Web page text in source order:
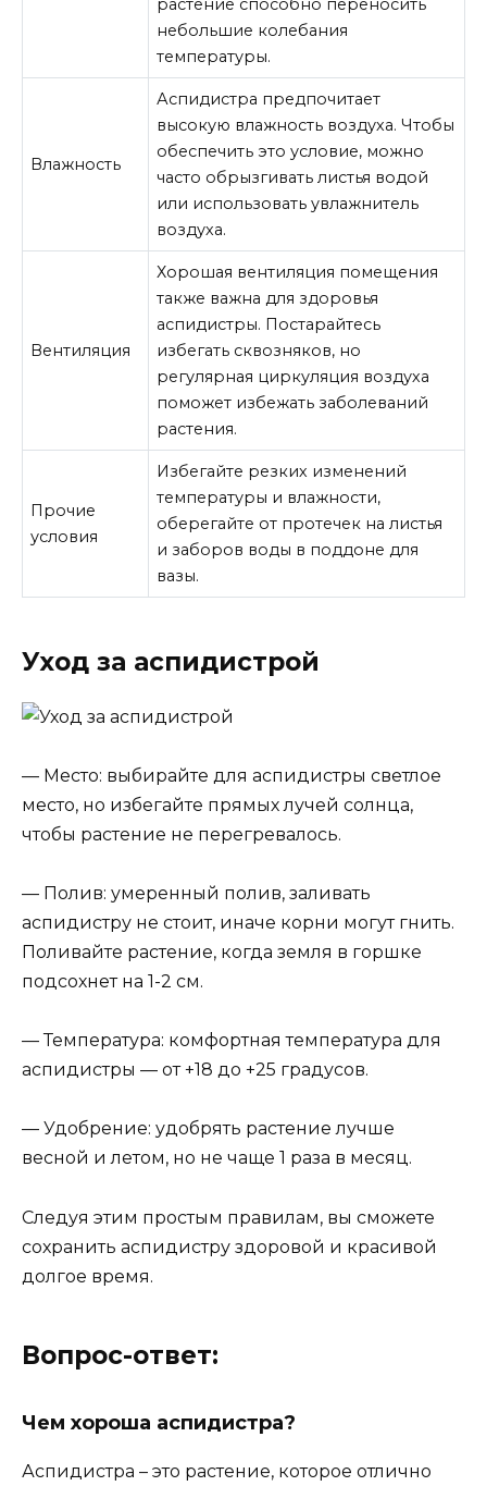
растение способно переносить
небольшие колебания
температуры.
Влажность
Аспидистра предпочитает
высокую влажность воздуха. Чтобы
обеспечить это условие, можно
часто обрызгивать листья водой
или использовать увлажнитель
воздуха.
Вентиляция
Хорошая вентиляция помещения
также важна для здоровья
аспидистры. Постарайтесь
избегать сквозняков, но
регулярная циркуляция воздуха
поможет избежать заболеваний
растения.
Прочие
условия
Избегайте резких изменений
температуры и влажности,
оберегайте от протечек на листья
и заборов воды в поддоне для
вазы.
Уход за аспидистрой
— Место: выбирайте для аспидистры светлое
место, но избегайте прямых лучей солнца,
чтобы растение не перегревалось.
— Полив: умеренный полив, заливать
аспидистру не стоит, иначе корни могут гнить.
Поливайте растение, когда земля в горшке
подсохнет на 1-2 см.
— Температура: комфортная температура для
аспидистры — от +18 до +25 градусов.
— Удобрение: удобрять растение лучше
весной и летом, но не чаще 1 раза в месяц.
Следуя этим простым правилам, вы сможете
сохранить аспидистру здоровой и красивой
долгое время.
Вопрос-ответ:
Чем хороша аспидистра?
Аспидистра – это растение, которое отлично